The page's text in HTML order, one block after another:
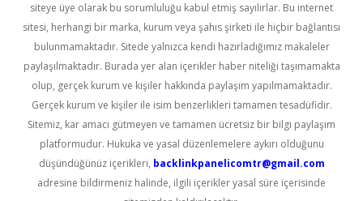
siteye üye olarak bu sorumluluğu kabul etmiş sayılırlar. Bu internet
sitesi, herhangi bir marka, kurum veya şahıs şirketi ile hiçbir bağlantısı
bulunmamaktadır. Sitede yalnızca kendi hazırladığımız makaleler
paylaşılmaktadır. Burada yer alan içerikler haber niteliği taşımamakta
olup, gerçek kurum ve kişiler hakkında paylaşım yapılmamaktadır.
Gerçek kurum ve kişiler ile isim benzerlikleri tamamen tesadüfidir.
Sitemiz, kar amacı gütmeyen ve tamamen ücretsiz bir bilgi paylaşım
platformudur. Hukuka ve yasal düzenlemelere aykırı olduğunu
düşündüğünüz içerikleri, backlinkpanelicomtr@gmail.com
adresine bildirmeniz halinde, ilgili içerikler yasal süre içerisinde